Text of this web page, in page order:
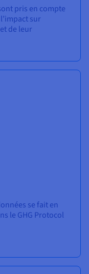
pris en compte
sur
de leur
se fait en
le GHG Protocol